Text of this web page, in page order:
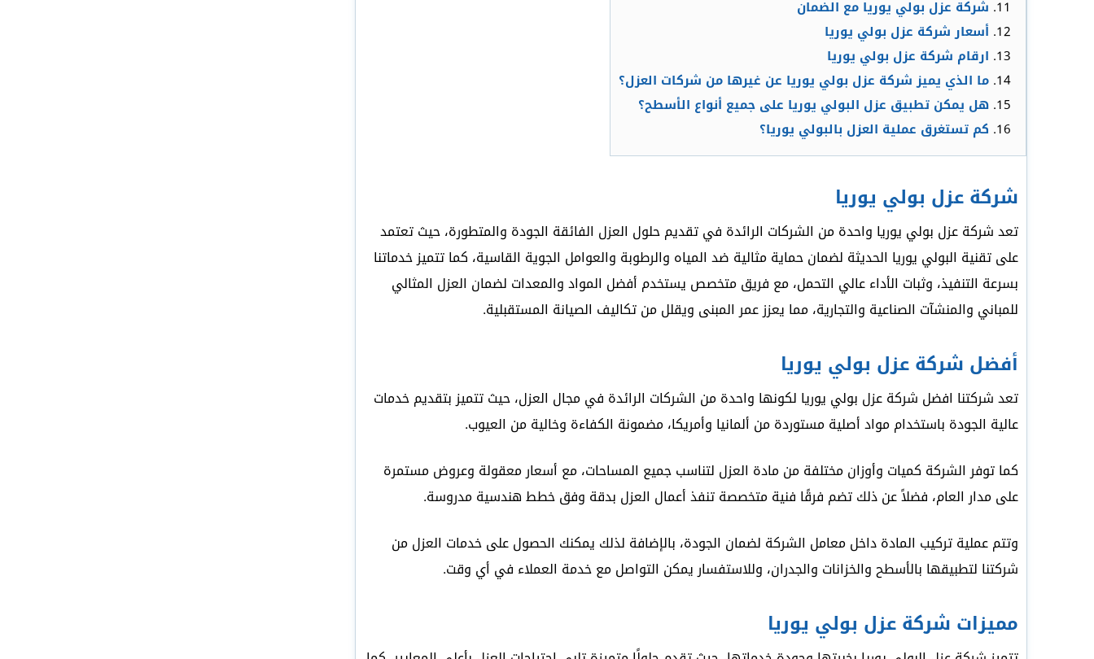
شركة عزل بولي يوريا مع الضمان
أسعار شركة عزل بولي يوريا
ارقام شركة عزل بولي يوريا
ما الذي يميز شركة عزل بولي يوريا عن غيرها من شركات العزل؟
هل يمكن تطبيق عزل البولي يوريا على جميع أنواع الأسطح؟
كم تستغرق عملية العزل بالبولي يوريا؟
شركة عزل بولي يوريا
تعد شركة عزل بولي يوريا واحدة من الشركات الرائدة في تقديم حلول العزل الفائقة الجودة والمتطورة، حيث تعتمد
على تقنية البولي يوريا الحديثة لضمان حماية مثالية ضد المياه والرطوبة والعوامل الجوية القاسية، كما تتميز خدماتنا
بسرعة التنفيذ، وثبات الأداء عالي التحمل، مع فريق متخصص يستخدم أفضل المواد والمعدات لضمان العزل المثالي
للمباني والمنشآت الصناعية والتجارية، مما يعزز عمر المبنى ويقلل من تكاليف الصيانة المستقبلية.
أفضل شركة عزل بولي يوريا
تعد شركتنا افضل شركة عزل بولي يوريا لكونها واحدة من الشركات الرائدة في مجال العزل، حيث تتميز بتقديم خدمات
عالية الجودة باستخدام مواد أصلية مستوردة من ألمانيا وأمريكا، مضمونة الكفاءة وخالية من العيوب.
كما توفر الشركة كميات وأوزان مختلفة من مادة العزل لتناسب جميع المساحات، مع أسعار معقولة وعروض مستمرة
على مدار العام، فضلاً عن ذلك تضم فرقًا فنية متخصصة تنفذ أعمال العزل بدقة وفق خطط هندسية مدروسة.
وتتم عملية تركيب المادة داخل معامل الشركة لضمان الجودة، بالإضافة لذلك يمكنك الحصول على خدمات العزل من
شركتنا لتطبيقها بالأسطح والخزانات والجدران، وللاستفسار يمكن التواصل مع خدمة العملاء في أي وقت.
مميزات شركة عزل بولي يوريا